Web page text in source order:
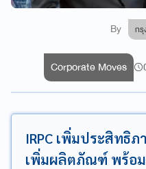
By กรุ
Corporate Moves
IRPC เพิ่มประสิทธิ
เพิ่มผลิตภัณฑ์ พร้อ